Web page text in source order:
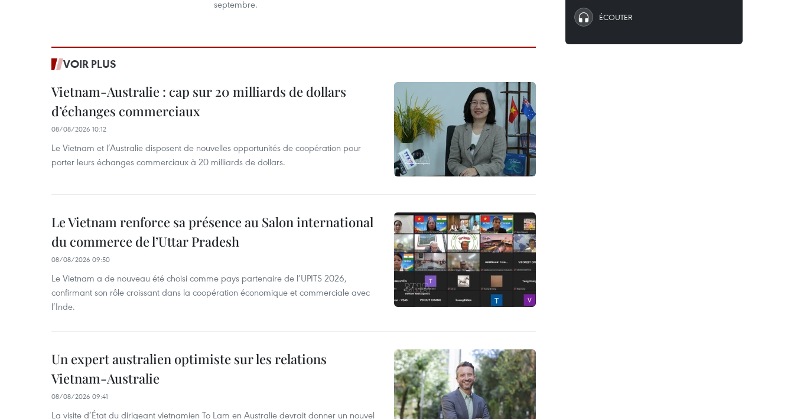
septembre.
VOIR PLUS
Vietnam-Australie : cap sur 20 milliards de dollars
d’échanges commerciaux
08/08/2026 10:12
Le Vietnam et l’Australie disposent de nouvelles opportunités de coopération pour
porter leurs échanges commerciaux à 20 milliards de dollars.
Le Vietnam renforce sa présence au Salon international
du commerce de l’Uttar Pradesh
08/08/2026 09:50
Le Vietnam a de nouveau été choisi comme pays partenaire de l’UPITS 2026,
confirmant son rôle croissant dans la coopération économique et commerciale avec
l’Inde.
Un expert australien optimiste sur les relations
Vietnam-Australie
08/08/2026 09:41
La visite d’État du dirigeant vietnamien To Lam en Australie devrait donner un nouvel
ÉCOUTER